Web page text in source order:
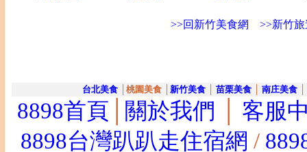
>>回新竹美食網 >>新竹
台北美食 │桃園美食 │ 新竹美食 苗栗美食 南庄美食
8898首頁 關於我們
客服
8898台灣趴趴走住宿網 /